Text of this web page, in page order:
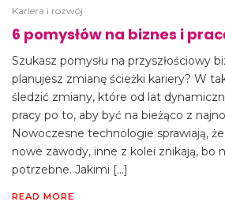
Kariera i rozwój
6 pomysłów na biznes i
Szukasz pomysłu na przyszłościowy
planujesz zmianę ścieżki kariery? W
śledzić zmiany, które od lat
pracy po to, aby być na bieżąco z
Nowoczesne technologie sprawiają,
nowe zawody, inne z kolei znikają, bo
potrzebne. Jakimi […]
READ MORE